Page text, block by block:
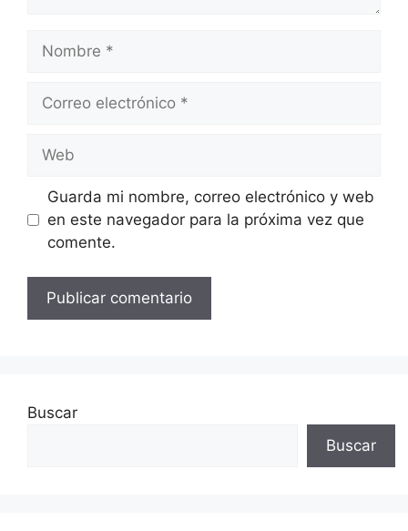
electrónico
Guarda mi nombre, correo electrónico y web
en este navegador para la próxima vez que
comente.
Buscar
Buscar